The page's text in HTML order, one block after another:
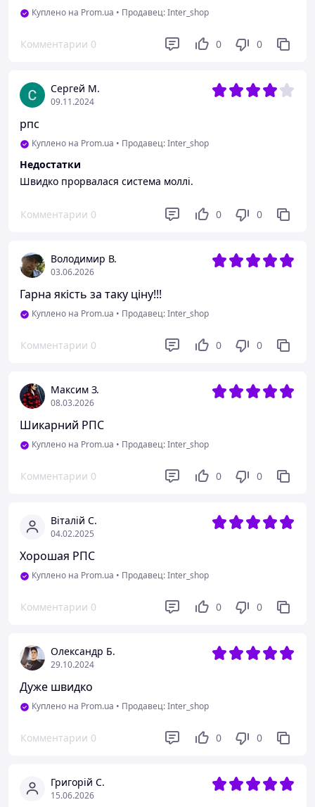
Куплено на Prom.ua • Продавец: Inter_shop
Комментарии 0 0 0
Сергей М.
09.11.2024
рпс
Куплено на Prom.ua • Продавец: Inter_shop
Недостатки
Швидко прорвалася система моллі.
Комментарии 0 0 0
Володимир В.
03.06.2026
Гарна якість за таку ціну!!!
Куплено на Prom.ua • Продавец: Inter_shop
Комментарии 0 0 0
Максим З.
08.03.2026
Шикарний РПС
Куплено на Prom.ua • Продавец: Inter_shop
Комментарии 0 0 0
Віталій С.
04.02.2025
Хорошая РПС
Куплено на Prom.ua • Продавец: Inter_shop
Комментарии 0 0 0
Олександр Б.
29.10.2024
Дуже швидко
Куплено на Prom.ua • Продавец: Inter_shop
Комментарии 0 0 0
Григорій С.
15.06.2026